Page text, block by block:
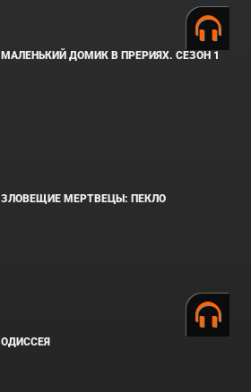
МАЛЕНЬКИЙ ДОМИК В ПРЕРИЯХ. СЕЗОН 1
ЗЛОВЕЩИЕ МЕРТВЕЦЫ: ПЕКЛО
ОДИССЕЯ